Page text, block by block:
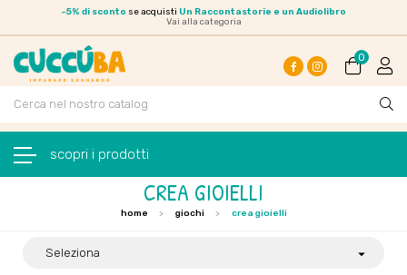
-5% di sconto se acquisti Un Raccontastorie e un Audiolibro
Vai alla categoria
FacebookInstagram
0
navigazione Toggle ☰
CREA GIOIELLI
home giochi crea gioielli
Seleziona 